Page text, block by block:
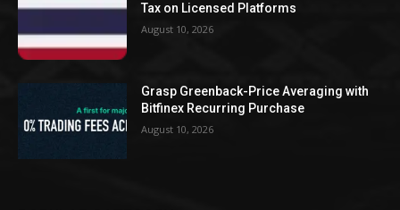
Tax on Licensed Platforms
August 10, 2026
Grasp Greenback-Price Averaging with
Bitfinex Recurring Purchase
August 10, 2026